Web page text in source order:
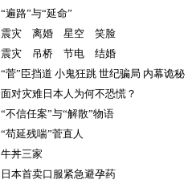
“遍路”与“延命”
震灾 离婚 星空 笑脸
震灾 吊桥 节电 结婚
“菅”臣挡道 小鬼狂跳 世纪骗局 内幕诡秘
面对灾难日本人为何不恐慌？
“不信任案”与“解散”物语
“苟延残喘”菅直人
牛丼三家
日本首卖口服紧急避孕药